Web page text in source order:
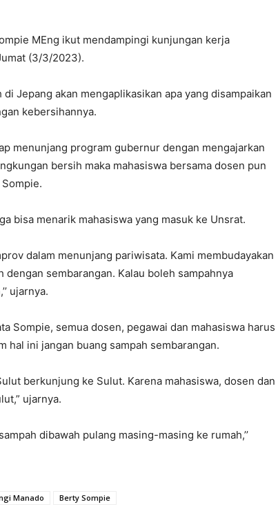
MEng ikut mendampingi kunjungan kerja
(3/3/2023).
Jepang akan mengaplikasikan apa yang disampaikan
kebersihannya.
menunjang program gubernur dengan mengajarkan
bersih maka mahasiswa bersama dosen pun
bisa menarik mahasiswa yang masuk ke Unsrat.
dalam menunjang pariwisata. Kami membudayakan
sembarangan. Kalau boleh sampahnya
ujarnya.
Sompie, semua dosen, pegawai dan mahasiswa harus
hal ini jangan buang sampah sembarangan.
berkunjung ke Sulut. Karena mahasiswa, dosen dan
ujarnya.
dibawah pulang masing-masing ke rumah,’’
Manado Berty Sompie